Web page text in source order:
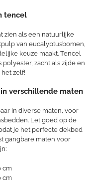
tencel
zien als een natuurlijke
van eucalyptusbomen,
keuze maakt. Tencel
zacht als zijde en
het zelf!
verschillende maten
in diverse maten, voor
Let goed op de
je het perfecte dekbed
gangbare maten voor
cm
cm